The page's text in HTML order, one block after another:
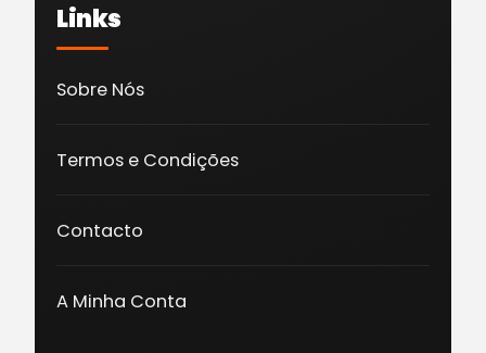
Links
Sobre Nós
Termos e Condições
Contacto
A Minha Conta